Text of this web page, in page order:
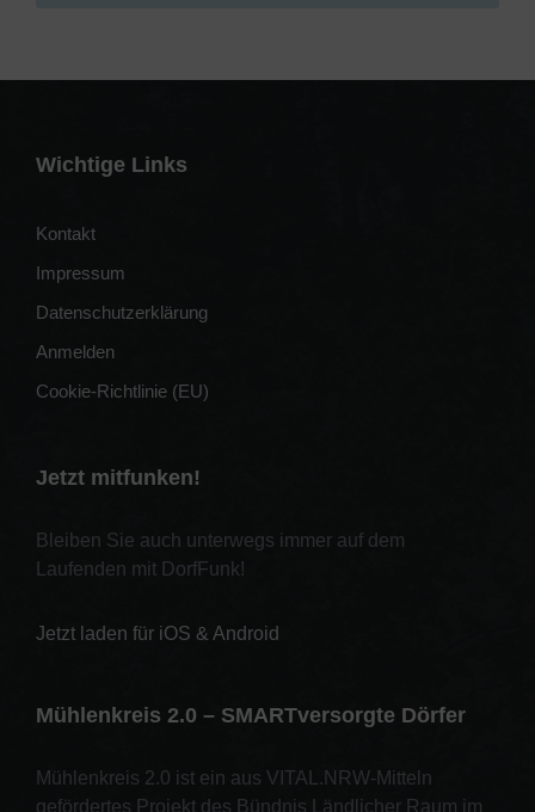
Wichtige Links
Kontakt
Impressum
Datenschutzerklärung
Anmelden
Cookie-Richtlinie (EU)
Jetzt mitfunken!
Bleiben Sie auch unterwegs immer auf dem
Laufenden mit DorfFunk!
Jetzt laden für iOS & Android
Mühlenkreis 2.0 – SMARTversorgte Dörfer
Mühlenkreis 2.0 ist ein aus VITAL.NRW-Mitteln
gefördertes Projekt des Bündnis Ländlicher Raum im